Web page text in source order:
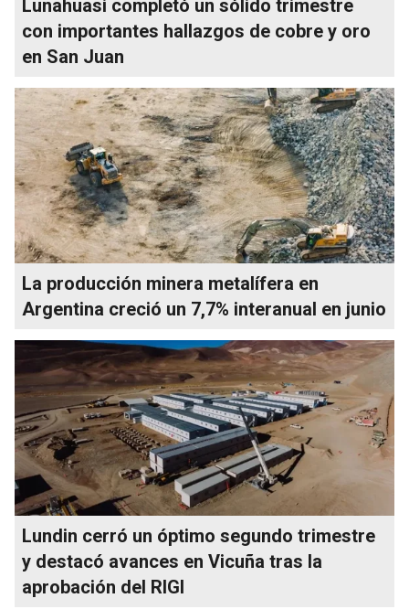
Lunahuasi completó un sólido trimestre
con importantes hallazgos de cobre y oro
en San Juan
La producción minera metalífera en
Argentina creció un 7,7% interanual en junio
Lundin cerró un óptimo segundo trimestre
y destacó avances en Vicuña tras la
aprobación del RIGI